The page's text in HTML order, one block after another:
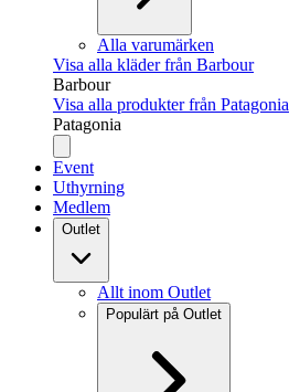
Alla varumärken
Visa alla kläder från Barbour
Barbour
Visa alla produkter från Patagonia
Patagonia
Event
Uthyrning
Medlem
Outlet
Allt inom Outlet
Populärt på Outlet